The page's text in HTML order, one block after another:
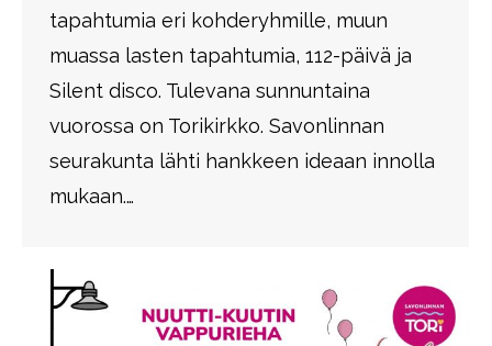
tapahtumia eri kohderyhmille, muun
muassa lasten tapahtumia, 112-päivä ja
Silent disco. Tulevana sunnuntaina
vuorossa on Torikirkko. Savonlinnan
seurakunta lähti hankkeen ideaan innolla
mukaan.…